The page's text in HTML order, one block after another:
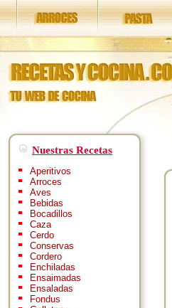
Nuestras Recetas
Aperitivos
Arroces
Aves
Bebidas
Bocadillos
Caza
Cerdo
Conservas
Cordero
Enchiladas
Ensaimadas
Ensaladas
Fondus